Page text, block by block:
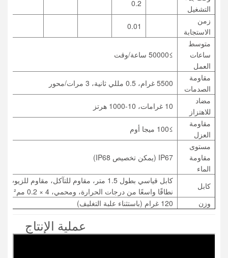
التشغيل
0.2
زمن
الاستجابة
0.01
متوسط ​​
ساعات
العمل
≥50000 ساعة/وقت
مقاومة
الصدمات
5500 غرام، 0.5 مللي ثانية، 3 مرات/محور
مضاد
للاهتزاز
10 غرامات، 10-1000 هرتز
مقاومة
العزل
≥100 ميجا أوم
مستوى
مقاومة
الماء
IP67 (يمكن تخصيص IP68)
كابل
كابل قياسي بطول 1.5 متر، مقاوم للتآكل، مقاوم
نطاقًا واسعًا من درجات الحرارة، ومحمي، 4 × 0.2 مم²
وزن
120 غرام (باستثناء علبة التغليف)
عملية الإنتاج